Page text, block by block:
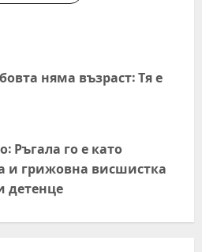
няма възраст: Тя е
Ръгала го е като
и грижовна висшистка
детенце